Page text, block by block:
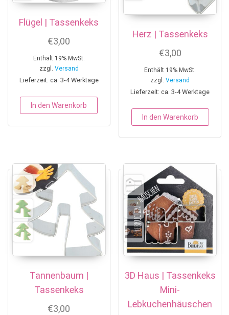
Flügel | Tassenkeks
€3,00
Enthält 19% MwSt.
zzgl. Versand
Lieferzeit: ca. 3-4 Werktage
In den Warenkorb
Herz | Tassenkeks
€3,00
Enthält 19% MwSt.
zzgl.Versand
Lieferzeit: ca. 3-4 Werktage
In den Warenkorb
Tannenbaum |
Tassenkeks
€3,00
3D Haus | Tassenkeks
Mini-
Lebkuchenhäuschen